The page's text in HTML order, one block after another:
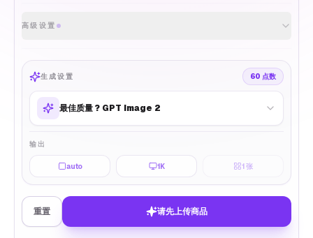
高级设置
生成设置 60 点数
最佳质量? GPT Image 2
输出
auto 1K 1张
重置 请先上传商品